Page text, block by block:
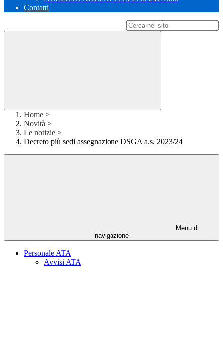
Contatti
Home >
Novità >
Le notizie >
Decreto più sedi assegnazione DSGA a.s. 2023/24
Menu di
navigazione
Personale ATA
Avvisi ATA